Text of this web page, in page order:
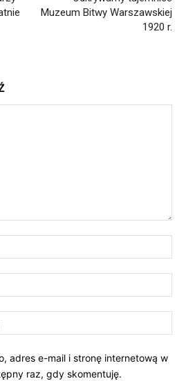
Muzeum Bitwy Warszawskiej
1920 r.
adres e-mail i stronę internetową w
raz, gdy skomentuję.